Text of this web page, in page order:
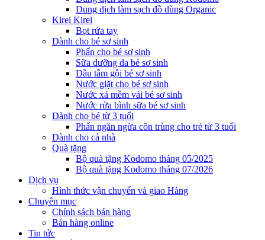
Dung dịch làm sạch đồ dùng Organic
Kirei Kirei
Bọt rửa tay
Dành cho bé sơ sinh
Phấn cho bé sơ sinh
Sữa dưỡng da bé sơ sinh
Dầu tắm gội bé sơ sinh
Nước giặt cho bé sơ sinh
Nước xả mềm vải bé sơ sinh
Nước rửa bình sữa bé sơ sinh
Dành cho bé từ 3 tuổi
Phấn ngăn ngừa côn trùng cho trẻ từ 3 tuổi
Dành cho cả nhà
Quà tặng
Bộ quà tặng Kodomo tháng 05/2025
Bộ quà tặng Kodomo tháng 07/2026
Dịch vụ
Hình thức vận chuyển và giao Hàng
Chuyên mục
Chính sách bán hàng
Bán hàng online
Tin tức